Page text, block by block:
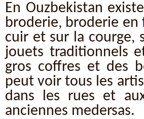
En Ouzbekistan
broderie, broderie en
cuir et sur la courge,
jouets traditionnels
gros coffres et des
peut voir tous les
dans les rues et
anciennes medersas.